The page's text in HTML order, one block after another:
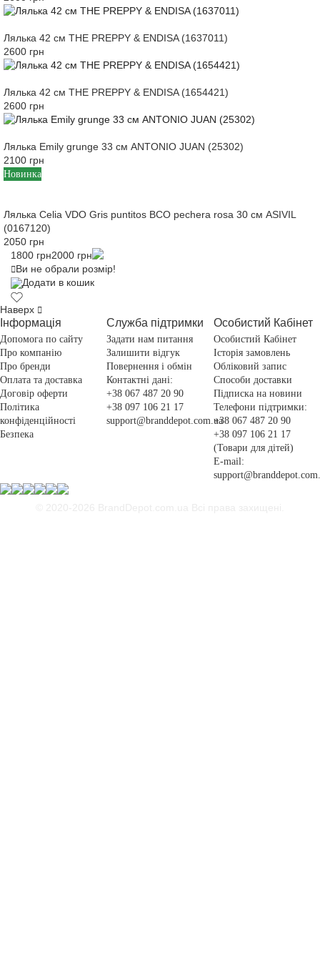
Лялька 42 см THE PREPPY & ENDISA (1637011)
2600 грн
Лялька 42 см THE PREPPY & ENDISA (1654421)
2600 грн
Лялька Emily grunge 33 см ANTONIO JUAN (25302)
2100 грн
Новинка
Лялька Celia VDO Gris puntitos BCO pechera rosa 30 см ASIVIL
(0167120)
2050 грн
1800 грн2000 грн
Ви не обрали розмір!
Додати в кошик
Наверх
Інформація
Допомога по сайту
Про компанію
Про бренди
Оплата та доставка
Договір оферти
Політика
конфіденційності
Безпека
Служба підтримки
Задати нам питання
Залишити відгук
Повернення і обмін
Контактні дані:
+38 067 487 20 90
+38 097 106 21 17
support@branddepot.com.ua
Особистий Кабінет
Особистий Кабінет
Історія замовлень
Обліковий запис
Способи доставки
Підписка на новини
Телефони підтримки:
+38 067 487 20 90
+38 097 106 21 17
(Товари для дітей)
E-mail: